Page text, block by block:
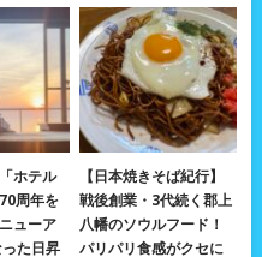
ホテル
周年を
ューア
た日昇
【日本焼きそば紀行】
戦後創業・3代続く郡上
八幡のソウルフード！
パリパリ食感がクセに